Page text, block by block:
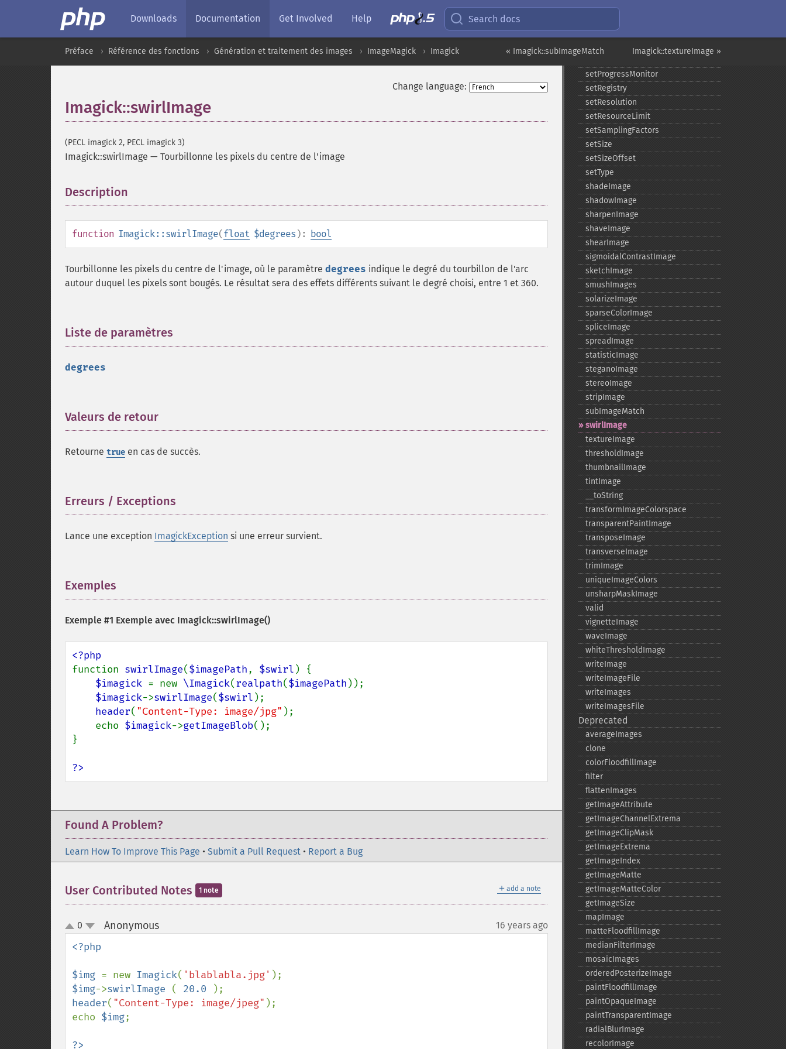
Downloads Documentation Get Involved Help Search docs
Imagick::textureImage »
« Imagick::subImageMatch
Préface Référence des fonctions Génération et traitement des images ImageMagick Imagick
Change language:
Imagick::swirlImage
(PECL imagick 2, PECL imagick 3)
Imagick::swirlImage — Tourbillonne les pixels du centre de l'image
Description
function Imagick::swirlImage(float $degrees ): bool
Tourbillonne les pixels du centre de l'image, où le paramètre degrees indique le degré du tourbillon de l'arc
autour duquel les pixels sont bougés. Le résultat sera des effets différents suivant le degré choisi, entre 1 et 360.
Liste de paramètres
degrees
Valeurs de retour
Retourne true en cas de succès.
Erreurs / Exceptions
Lance une exception ImagickException si une erreur survient.
Exemples
Exemple #1 Exemple avec Imagick::swirlImage()
function swirlImage($imagePath, $swirl ) {
$imagick = new \Imagick(realpath($imagePath ));
$imagick->swirlImage($swirl );
header( "Content-Type: image/jpg" );
    echo
$imagick->getImageBlob();
}
?>
Found A Problem?
Learn How To Improve This Page • Submit a Pull Request • Report a Bug
＋ add a note
User Contributed Notes 1 note
up
down
0 Anonymous¶ 16 years ago
<?php
$img = new Imagick( 'blablabla.jpg'
$img->swirlImage ( 20.0
header( "Content-Type: image/jpeg" );
echo $img;
?>
setOption
setPage
setProgressMonitor
setRegistry
setResolution
setResourceLimit
setSamplingFactors
setSize
setSizeOffset
setType
shadeImage
shadowImage
sharpenImage
shaveImage
shearImage
sigmoidalContrastImage
sketchImage
smushImages
solarizeImage
sparseColorImage
spliceImage
spreadImage
statisticImage
steganoImage
stereoImage
stripImage
subImageMatch
swirlImage
textureImage
thresholdImage
thumbnailImage
tintImage
_​_​toString
transformImageColorspace
transparentPaintImage
transposeImage
transverseImage
trimImage
uniqueImageColors
unsharpMaskImage
valid
vignetteImage
waveImage
whiteThresholdImage
writeImage
writeImageFile
writeImages
writeImagesFile
Deprecated
averageImages
clone
colorFloodfillImage
filter
flattenImages
getImageAttribute
getImageChannelExtrema
getImageClipMask
getImageExtrema
getImageIndex
getImageMatte
getImageMatteColor
getImageSize
mapImage
matteFloodfillImage
medianFilterImage
mosaicImages
orderedPosterizeImage
paintFloodfillImage
paintOpaqueImage
paintTransparentImage
radialBlurImage
recolorImage